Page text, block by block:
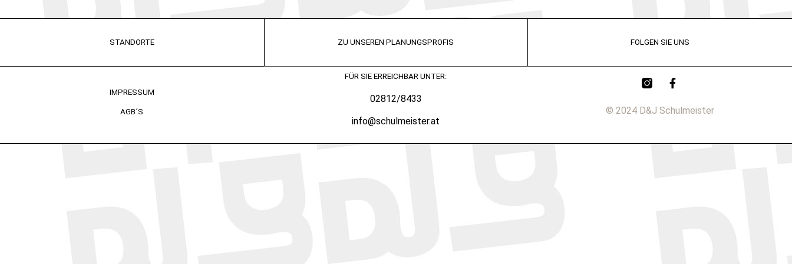
STANDORTE
IMPRESSUM
AGB´S
ZU UNSEREN PLANUNGSPROFIS
FÜR SIE ERREICHBAR UNTER:
02812/8433
info@schulmeister.at
FOLGEN SIE UNS
© 2024 D&J Schulmeister